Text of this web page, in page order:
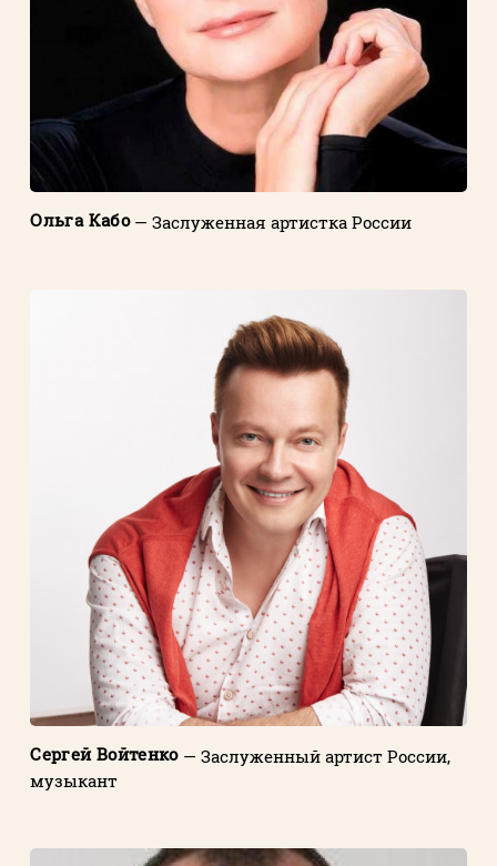
Ольга Кабо— Заслуженная артистка России
Сергей Войтенко— Заслуженный артист России,
музыкант